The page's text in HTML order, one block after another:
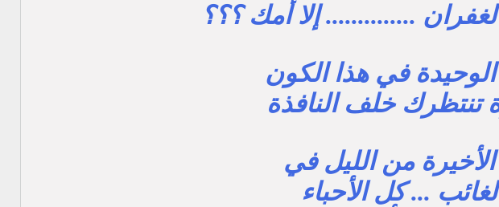
.............. إلا أمك ؟؟؟
في هذا الكون
تنتظرك خلف النافذة
من الليل في
... كل الأحباء